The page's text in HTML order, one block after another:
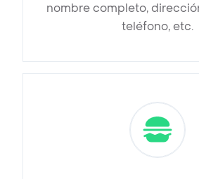
nombre completo,
teléfono, etc.